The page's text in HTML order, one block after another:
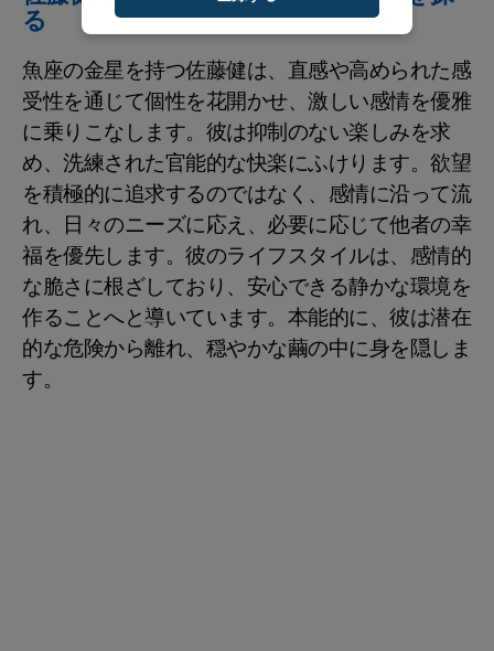
る
魚座の金星を持つ佐藤健は、直感や高められた感
受性を通じて個性を花開かせ、激しい感情を優雅
に乗りこなします。彼は抑制のない楽しみを求
め、洗練された官能的な快楽にふけります。欲望
を積極的に追求するのではなく、感情に沿って流
れ、日々のニーズに応え、必要に応じて他者の幸
福を優先します。彼のライフスタイルは、感情的
な脆さに根ざしており、安心できる静かな環境を
作ることへと導いています。本能的に、彼は潜在
的な危険から離れ、穏やかな繭の中に身を隠しま
す。